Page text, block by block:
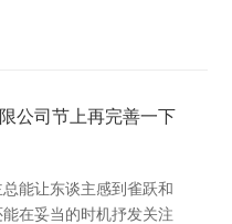
公司节上再完善一下
能让东谈主感到雀跃和
在妥当的时机抒发关注